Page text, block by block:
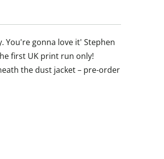
You're gonna love it' Stephen
first UK print run only!
the dust jacket – pre-order